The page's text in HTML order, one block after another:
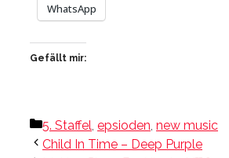
WhatsApp
Gefällt mir:
Kategorien
5. Staffel, epsioden, new music
Child In Time – Deep Purple